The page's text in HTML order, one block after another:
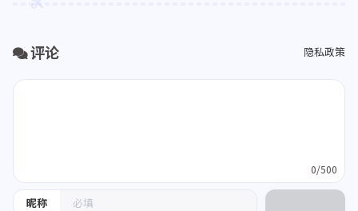
评论 隐私政策
昵称
0/500